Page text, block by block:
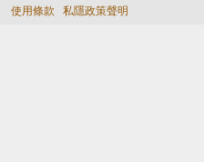
使用條款
私隱政策聲明